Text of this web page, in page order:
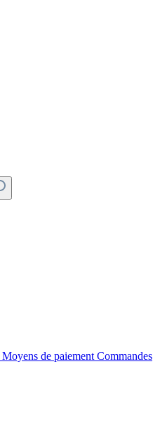
Moyens de paiement Commandes